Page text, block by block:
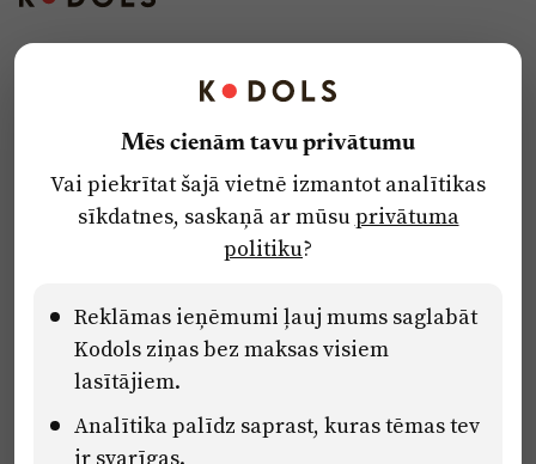
Privātuma politika
Ētikas kodekss
Pārredzamības paziņojumi
Eiropas Savienības Atveseļošanas un noturības mehānisma plāna
2.2. reformu un investīciju virziena “Uzņēmumu digitālā
transformācija un inovācijas” 2.2.1.5.i. investīcijas “Mediju nozares
Mēs cienām tavu privātumu
Vai piekrītat šajā vietnē izmantot analītikas
sīkdatnes, saskaņā ar mūsuprivātuma
politiku?
Reklāmas ieņēmumi ļauj mums saglabāt
Kodols ziņas bez maksas visiem
lasītājiem.
Analītika palīdz saprast, kuras tēmas tev
ir svarīgas.